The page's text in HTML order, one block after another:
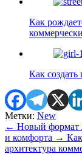
Как
Как
Метки: New
← Новый формат
и комфорта →
архитектура